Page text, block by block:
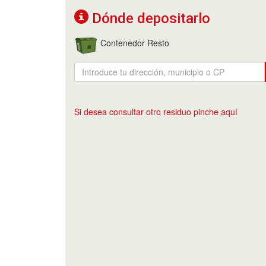
Dónde depositarlo
Contenedor Resto
Si desea consultar otro residuo pinche aquí